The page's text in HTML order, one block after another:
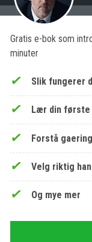
Gratis e-bok som
minuter
Slik fungerer
Lær din
Forstå
Velg riktig
Og mye mer